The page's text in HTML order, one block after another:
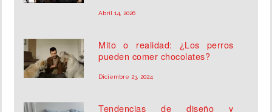
Abril 14, 2026
Mito o realidad: ¿Los perros
pueden comer chocolates?
Diciembre 23, 2024
Tendencias de diseño y